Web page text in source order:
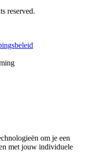
reserved.
om je een
met jouw individuele